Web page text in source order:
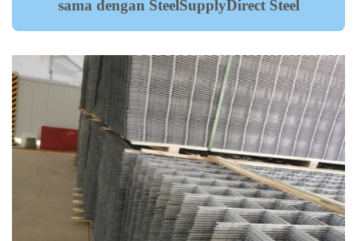
sama dengan SteelSupplyDirect Steel